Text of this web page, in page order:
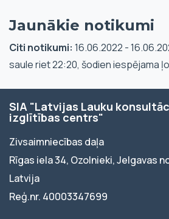
Jaunākie notikumi
Citi notikumi: 16.06.2022 -
saule riet 22:20, šodien iespējama
SIA "Latvijas Lauku
izglītības centrs"
Zivsaimniecības daļa
Rīgas iela 34, Ozolnieki, Jelgavas
Latvija
Reģ.nr. 40003347699